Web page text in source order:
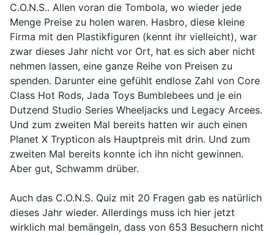
C.O.N.S.. Allen voran die Tombola, wo wieder jede
Menge Preise zu holen waren. Hasbro, diese kleine
Firma mit den Plastikfiguren (kennt ihr vielleicht), war
zwar dieses Jahr nicht vor Ort, hat es sich aber nicht
nehmen lassen, eine ganze Reihe von Preisen zu
spenden. Darunter eine gefühlt endlose Zahl von Core
Class Hot Rods, Jada Toys Bumblebees und je ein
Dutzend Studio Series Wheeljacks und Legacy Arcees.
Und zum zweiten Mal bereits hatten wir auch einen
Planet X Trypticon als Hauptpreis mit drin. Und zum
zweiten Mal bereits konnte ich ihn nicht gewinnen.
Aber gut, Schwamm drüber.
Auch das C.O.N.S. Quiz mit 20 Fragen gab es natürlich
dieses Jahr wieder. Allerdings muss ich hier jetzt
wirklich mal bemängeln, dass von 653 Besuchern nicht